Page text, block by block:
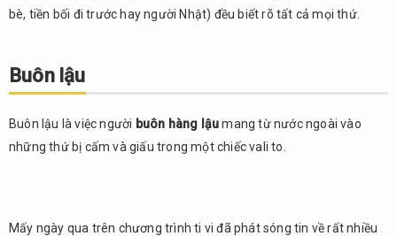
bè, tiền bối đi trước hay người Nhật) đều biết rõ tất cả mọi thứ.
Buôn lậu
Buôn lậu là việc người buôn hàng lậumang từ nước ngoài vào
những thứ bị cấm và giấu trong một chiếc vali to.
Mấy ngày qua trên chương trình ti vi đã phát sóng tin về rất nhiều